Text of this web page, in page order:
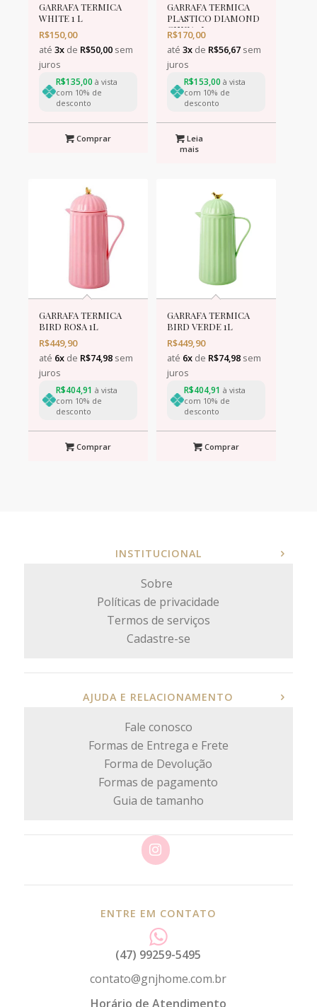
GARRAFA TERMICA
WHITE 1 L
R$150,00
até 3xde R$50,00sem
juros
R$135,00 à vista
com 10% de
desconto
Comprar
GARRAFA TERMICA
PLASTICO DIAMOND
CINZA 1L
R$170,00
até 3xde R$56,67sem
juros
R$153,00 à vista
com 10% de
desconto
Leia
mais
GARRAFA TERMICA
BIRD ROSA 1L
R$449,90
até 6xde R$74,98sem
juros
R$404,91 à vista
com 10% de
desconto
Comprar
GARRAFA TERMICA
BIRD VERDE 1L
R$449,90
até 6xde R$74,98sem
juros
R$404,91 à vista
com 10% de
desconto
Comprar
INSTITUCIONAL
Sobre
Políticas de privacidade
Termos de serviços
Cadastre-se
AJUDA E RELACIONAMENTO
Fale conosco
Formas de Entrega e Frete
Forma de Devolução
Formas de pagamento
Guia de tamanho
ENTRE EM CONTATO
(47) 99259-5495
contato@gnjhome.com.br
Horário de Atendimento